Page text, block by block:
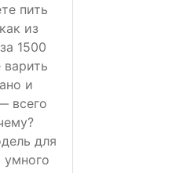
пить
из
1500
и
всего
для
умного